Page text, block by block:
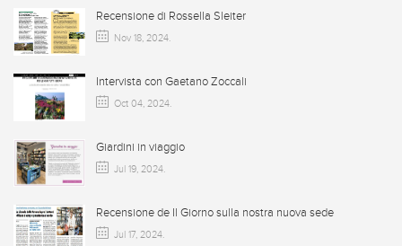
Recensione di Rossella Sleiter
Nov 18, 2024.
Intervista con Gaetano Zoccali
Oct 04, 2024.
Giardini in viaggio
Jul 19, 2024.
Recensione de Il Giorno sulla nostra nuova sede
Jul 17, 2024.